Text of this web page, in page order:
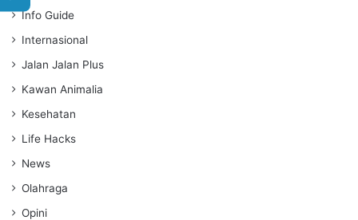
Info Guide
Internasional
Jalan Jalan Plus
Kawan Animalia
Kesehatan
Life Hacks
News
Olahraga
Opini